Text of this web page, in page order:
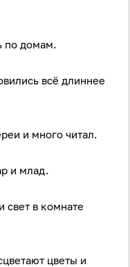
по домам.
всё длиннее
и много читал.
и млад.
свет в комнате
цветы и